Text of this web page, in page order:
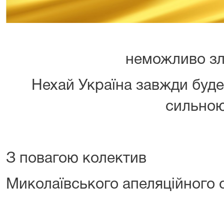
неможливо
Нехай Україна завжди
З повагою колектив
Миколаївського апеляційного